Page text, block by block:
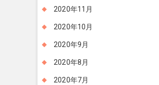
2020年11月
2020年10月
2020年9月
2020年8月
2020年7月